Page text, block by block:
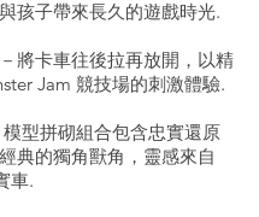
孩子帶來長久的遊戲時光.
將卡車往後拉再放開，以精
Jam 競技場的刺激體驗.
型拼砌組合包含忠實還原
典的獨角獸角，靈感來自
車.